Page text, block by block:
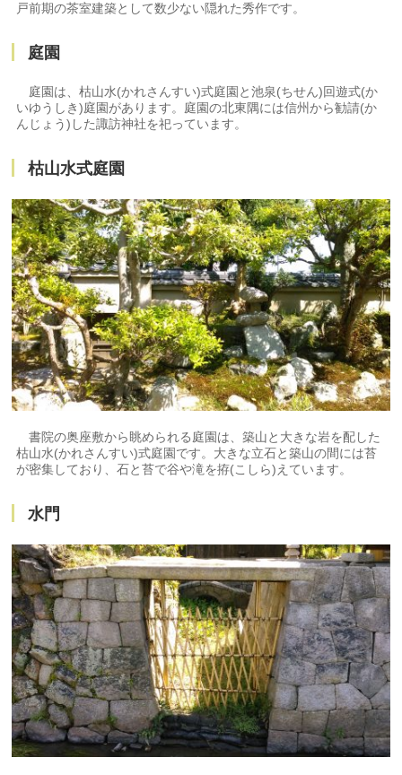
戸前期の茶室建築として数少ない隠れた秀作です。
庭園
庭園は、枯山水(かれさんすい)式庭園と池泉(ちせん)回遊式(か
いゆうしき)庭園があります。庭園の北東隅には信州から勧請(か
んじょう)した諏訪神社を祀っています。
枯山水式庭園
書院の奥座敷から眺められる庭園は、築山と大きな岩を配した
枯山水(かれさんすい)式庭園です。大きな立石と築山の間には苔
が密集しており、石と苔で谷や滝を拵(こしら)えています。
水門